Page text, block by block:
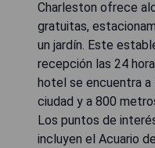
Charleston ofrece
gratuitas,
un jardín. Este
recepción las 24
hotel se encuentra
ciudad y a 800
Los puntos de
incluyen el Acuario